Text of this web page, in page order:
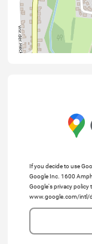
If you decide to use
Google Inc. 1600
Google's privacy policy
www.google.com/intl/